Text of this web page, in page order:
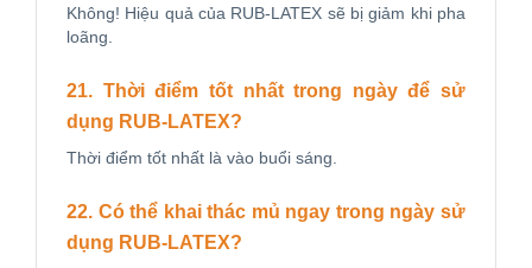
Không! Hiệu quả của RUB-LATEX sẽ bị giảm khi pha
loãng.
21. Thời điểm tốt nhất trong ngày để sử
dụng RUB-LATEX?
Thời điểm tốt nhất là vào buổi sáng.
22. Có thể khai thác mủ ngay trong ngày sử
dụng RUB-LATEX?